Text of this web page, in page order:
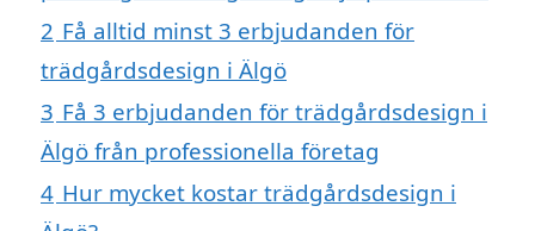
2 Få alltid minst 3 erbjudanden för
trädgårdsdesign i Älgö
3 Få 3 erbjudanden för trädgårdsdesign i
Älgö från professionella företag
4 Hur mycket kostar trädgårdsdesign i